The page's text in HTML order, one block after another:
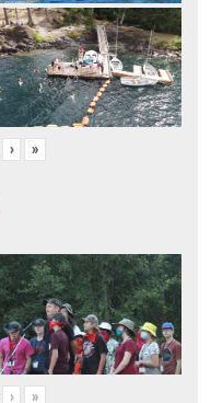
› »
› »